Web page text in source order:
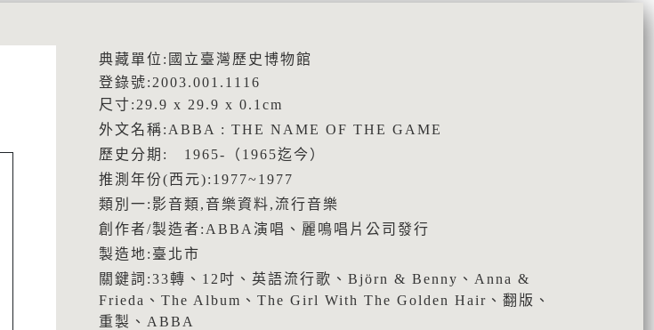
典藏單位:國立臺灣歷史博物館
登錄號:2003.001.1116
尺寸:29.9 x 29.9 x 0.1cm
外文名稱:ABBA : THE NAME OF THE GAME
歷史分期: 1965-（1965迄今）
推測年份(西元):1977~1977
類別一:影音類,音樂資料,流行音樂
創作者/製造者:ABBA演唱、麗鳴唱片公司發行
製造地:臺北市
關鍵詞:33轉、12吋、英語流行歌、Björn & Benny、Anna &
Frieda、The Album、The Girl With The Golden Hair、翻版、
重製、ABBA